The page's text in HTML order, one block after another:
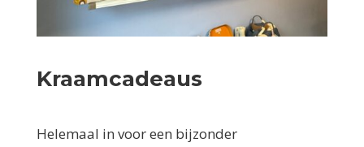
Kraamcadeaus
Helemaal in voor een bijzonder